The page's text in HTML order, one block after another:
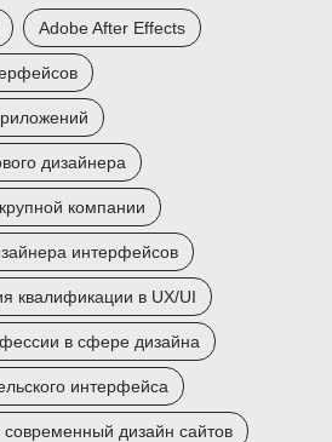
Adobe After Effects
дизайнера
компании
интерфейсов
квалификации в UX/UI
в сфере дизайна
интерфейса
современный дизайн сайтов